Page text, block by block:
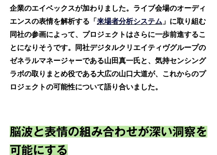
企業のエイベックスが加わりました。ライブ会場のオーディ
エンスの表情を解析する「 来場者分析システム 」に取り組む
同社の参画によって、プロジェクトはさらに一歩前進するこ
とになりそうです。同社デジタルクリエイティヴグループの
ゼネラルマネージャーである山田真一氏と、気持センシング
ラボの取りまとめ役である大広の山口大道が、これからのプ
ロジェクトの可能性について語り合いました。
脳波と表情の組み合わせが深い洞察を
可能にする